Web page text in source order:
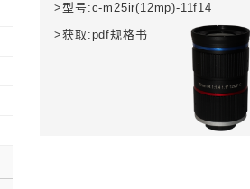
>型号:c-m25ir(12mp)-11f14
>获取:pdf规格书